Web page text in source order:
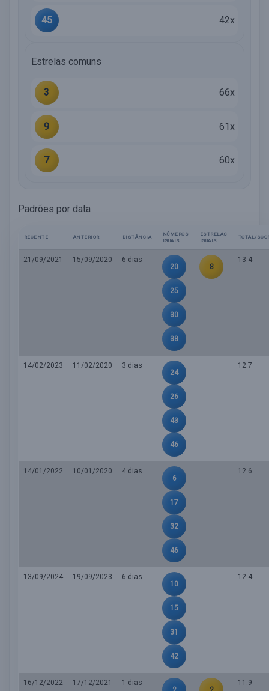
45 42x
Estrelas comuns
3 66x
9 61x
7 60x
Padrões por data
RECENTE ANTERIOR DISTÂNCIA
NÚMEROS
IGUAIS
ESTRELAS
IGUAIS
TOTAL/
21/09/2021 15/09/2020
6 dias
20
25
30
38
8
13.4
14/02/2023 11/02/2020
3 dias
24
26
43
46
12.7
14/01/2022 10/01/2020
4 dias
6
17
32
46
12.6
13/09/2024 19/09/2023
6 dias
10
15
31
42
12.4
16/12/2022 17/12/2021
1 dias
11.9